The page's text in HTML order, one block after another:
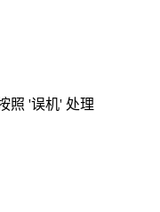
照 '误机' 处理